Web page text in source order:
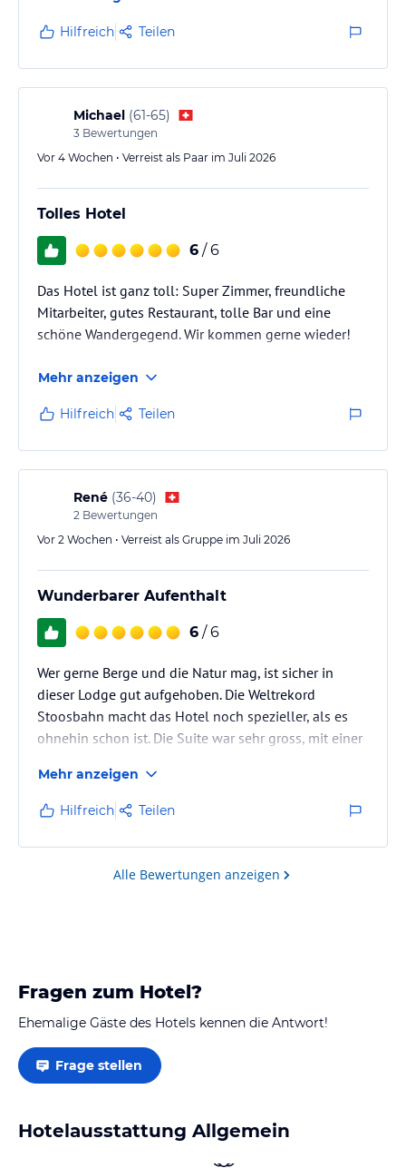
Solltest du dich noch nicht genug ausgepowert haben, ist unser
Kraftsportgeräten von TechnoGym the place to be.
Tageseintritt Sauna und Fitness: CHF 18.00 (für Hotelgäste).
Hinweis: Allgemeine und unverbindliche
ohne Gewähr und ohne Prüfung durch HolidayCheck. Bitte
weiterempfehlen.
Hilfreich Teilen
Michael (61-65)
3 Bewertungen
Vor 4 Wochen • Verreist als Paar im Juli 2026
Tolles Hotel
6 / 6
Das Hotel ist ganz toll: Super Zimmer, freundliche
Mitarbeiter, gutes Restaurant, tolle Bar und eine
schöne Wandergegend. Wir kommen gerne wieder!
Mehr anzeigen
Hilfreich Teilen
René (36-40)
2 Bewertungen
Vor 2 Wochen • Verreist als Gruppe im Juli 2026
Wunderbarer Aufenthalt
6 / 6
Wer gerne Berge und die Natur mag, ist sicher in
dieser Lodge gut aufgehoben. Die Weltrekord
Stoosbahn macht das Hotel noch spezieller, als es
ohnehin schon ist. Die Suite war sehr gross, mit einer
den Bergen.
Mehr anzeigen
Hilfreich Teilen
Alle Bewertungen anzeigen
Fragen zum Hotel?
Ehemalige Gäste des Hotels kennen die Antwort!
Frage stellen
Hotelausstattung Allgemein